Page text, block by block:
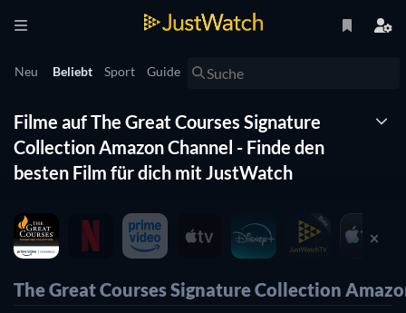
Neu Beliebt Sport Guide
Filme auf The Great Courses Signature
Collection Amazon Channel - Finde den
besten Film für dich mit JustWatch
Welche Filme gibt es gerade bei The Great Courses Signature
Collection Amazon Channel zu sehen? Finde mit Hilfe der
kompletten Übersicht von JustWatch alle zum Streamen
Collection Amazon Channel.
The Great Courses Signature Collection